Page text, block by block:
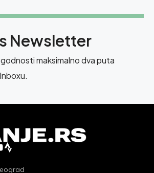
Newsletter
maksimalno dva puta